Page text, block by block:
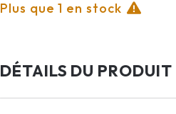
Plus que 1 en stock
DÉTAILS DU PRODUIT